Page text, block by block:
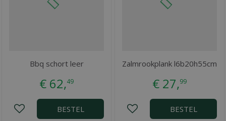
Bbq schort leer
€ 62,49
BESTEL
Zalmrookplank l6b20h55cm
€ 27,99
BESTEL